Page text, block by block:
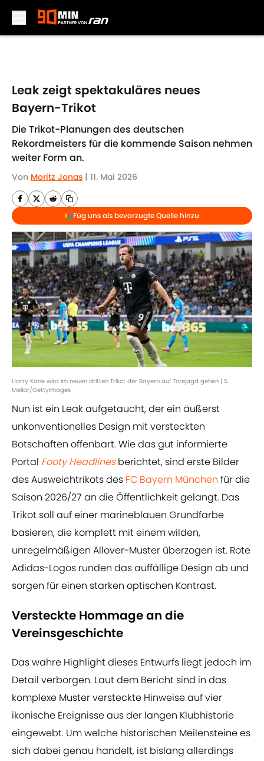
Leak zeigt spektakuläres neues
Bayern-Trikot
Die Trikot-Planungen des deutschen
Rekordmeisters für die kommende Saison nehmen
weiter Form an.
Von Moritz Jonas | 11. Mai 2026
Füg uns als bevorzugte Quelle hinzu
Harry Kane wird im neuen dritten Trikot der Bayern auf Torejagd gehen | S.
Mellar/GettyImages
Nun ist ein Leak aufgetaucht, der ein äußerst
unkonventionelles Design mit versteckten
Botschaften offenbart. Wie das gut informierte
Portal Footy Headlinesberichtet, sind erste Bilder
des Ausweichtrikots des FC Bayern München für die
Saison 2026/27 an die Öffentlichkeit gelangt. Das
Trikot soll auf einer marineblauen Grundfarbe
basieren, die komplett mit einem wilden,
unregelmäßigen Allover-Muster überzogen ist. Rote
Adidas-Logos runden das auffällige Design ab und
sorgen für einen starken optischen Kontrast.
Versteckte Hommage an die
Vereinsgeschichte
Das wahre Highlight dieses Entwurfs liegt jedoch im
Detail verborgen. Laut dem Bericht sind in das
komplexe Muster versteckte Hinweise auf vier
ikonische Ereignisse aus der langen Klubhistorie
eingewebt. Um welche historischen Meilensteine es
sich dabei genau handelt, ist bislang allerdings